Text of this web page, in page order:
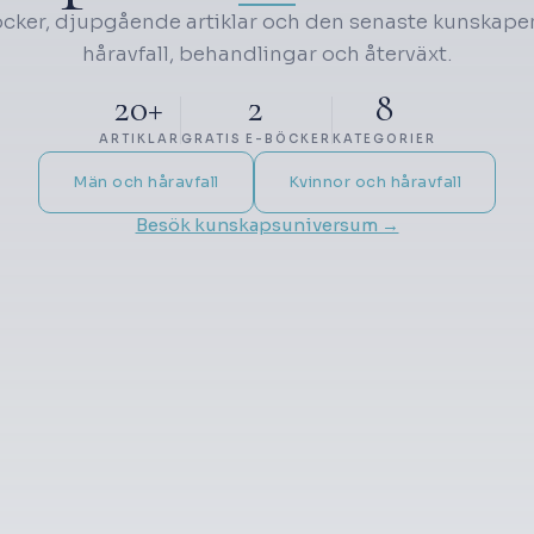
djupgående artiklar och den senaste
håravfall, behandlingar och återväxt.
20+
ARTIKLAR
2
GRATIS E-BÖCKER
8
KATEGORIER
Män och håravfall Kvinnor och håravfall
Besök kunskapsuniversum →